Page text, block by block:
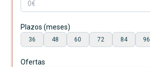
Plazos (meses)
36 48 60 72 84 96
Ofertas